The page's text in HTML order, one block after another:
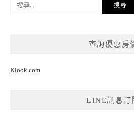
查詢優惠房
Klook.com
LINE訊息訂